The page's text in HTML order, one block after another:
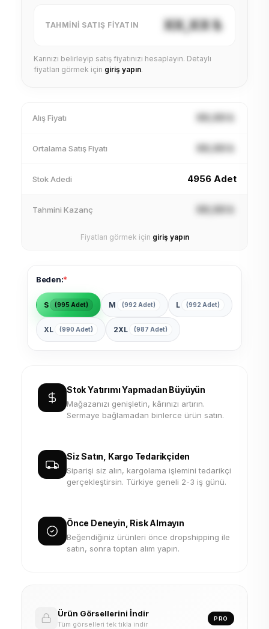
TAHMINI SATIŞ FIYATIN XX,XX ₺
Karınızı belirleyip satış fiyatınızı hesaplayın. Detaylı
fiyatları görmek için giriş yapın.
Alış Fiyatı XX,XX ₺
Ortalama Satış Fiyatı XX,XX ₺
Stok Adedi 4956 Adet
Tahmini Kazanç XX,XX ₺
Fiyatları görmek için giriş yapın
Beden:*
S (995 Adet) M (992 Adet) L (992 Adet)
XL (990 Adet) 2XL (987 Adet)
Stok Yatırımı Yapmadan Büyüyün
Mağazanızı genişletin, kârınızı artırın.
Sermaye bağlamadan binlerce ürün satın.
Siz Satın, Kargo Tedarikçiden
Siparişi siz alın, kargolama işlemini tedarikçi
gerçekleştirsin. Türkiye geneli 2-3 iş günü.
Önce Deneyin, Risk Almayın
Beğendiğiniz ürünleri önce dropshipping ile
satın, sonra toptan alım yapın.
Ürün Görsellerini İndir
Tüm görselleri tek tıkla indir
PRO